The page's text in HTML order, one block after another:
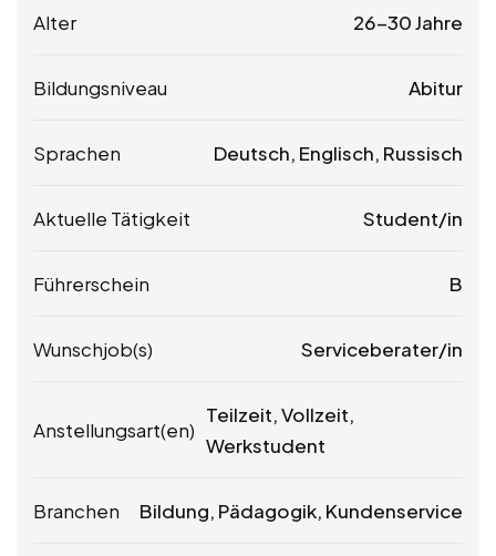
Alter 26-30 Jahre
Bildungsniveau Abitur
Sprachen Deutsch, Englisch, Russisch
Aktuelle Tätigkeit Student/in
Führerschein B
Wunschjob(s) Serviceberater/in
Anstellungsart(en)
Teilzeit, Vollzeit,
Werkstudent
Branchen Bildung, Pädagogik, Kundenservice